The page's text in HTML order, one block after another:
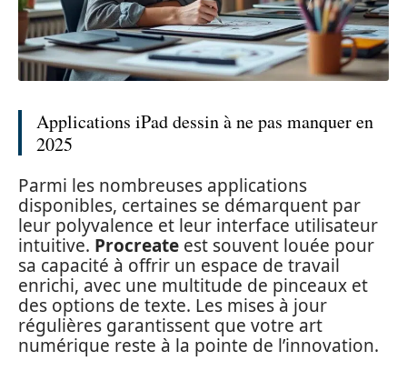
Applications iPad dessin à ne pas manquer en
2025
Parmi les nombreuses applications
disponibles, certaines se démarquent par
leur polyvalence et leur interface utilisateur
intuitive. Procreate est souvent louée pour
sa capacité à offrir un espace de travail
enrichi, avec une multitude de pinceaux et
des options de texte. Les mises à jour
régulières garantissent que votre art
numérique reste à la pointe de l’innovation.